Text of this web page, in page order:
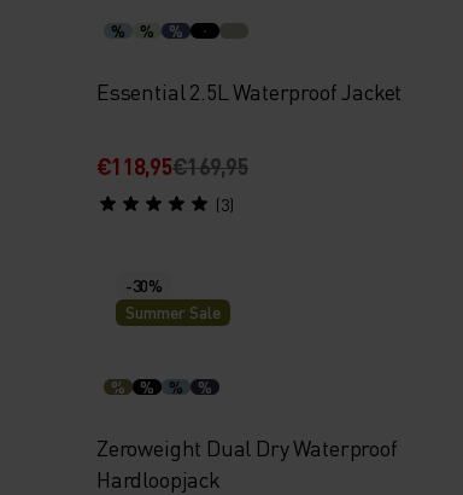
% % %
Essential 2.5L Waterproof Jacket
€118,95€169,95
(3)
-30%
Summer Sale
% % % %
Zeroweight Dual Dry Waterproof
Hardloopjack